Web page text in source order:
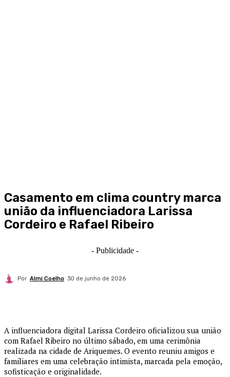
Casamento em clima country marca
união da influenciadora Larissa
Cordeiro e Rafael Ribeiro
- Publicidade -
Por Almi Coelho 30 de junho de 2026
A influenciadora digital Larissa Cordeiro oficializou sua união
com Rafael Ribeiro no último sábado, em uma cerimônia
realizada na cidade de Ariquemes. O evento reuniu amigos e
familiares em uma celebração intimista, marcada pela emoção,
sofisticação e originalidade.